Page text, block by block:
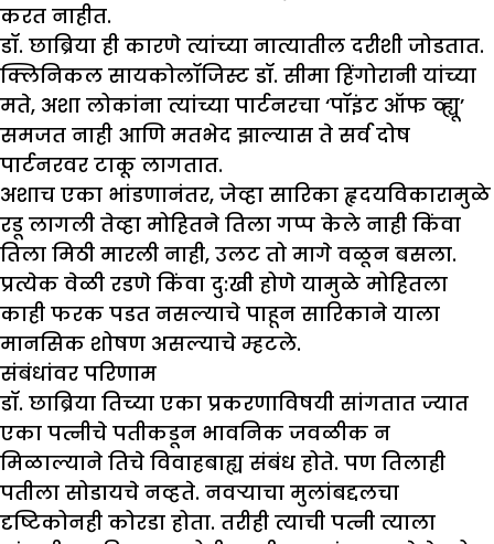
करत नाहीत.
डॉ. छाब्रिया ही कारणे त्यांच्या नात्यातील दरीशी जोडतात.
क्लिनिकल सायकोलॉजिस्ट डॉ. सीमा हिंगोरानी यांच्या
मते, अशा लोकांना त्यांच्या पार्टनरचा ‘पॉइंट ऑफ व्ह्यू’
समजत नाही आणि मतभेद झाल्यास ते सर्व दोष
पार्टनरवर टाकू लागतात.
अशाच एका भांडणानंतर, जेव्हा सारिका हृदयविकारामुळे
रडू लागली तेव्हा मोहितने तिला गप्प केले नाही किंवा
तिला मिठी मारली नाही, उलट तो मागे वळून बसला.
प्रत्येक वेळी रडणे किंवा दु:खी होणे यामुळे मोहितला
काही फरक पडत नसल्याचे पाहून सारिकाने याला
मानसिक शोषण असल्याचे म्हटले.
संबंधांवर परिणाम
डॉ. छाब्रिया तिच्या एका प्रकरणाविषयी सांगतात ज्यात
एका पत्नीचे पतीकडून भावनिक जवळीक न
मिळाल्याने तिचे विवाहबाह्य संबंध होते. पण तिलाही
पतीला सोडायचे नव्हते. नवऱ्याचा मुलांबद्दलचा
दृष्टिकोनही कोरडा होता. तरीही त्याची पत्नी त्याला